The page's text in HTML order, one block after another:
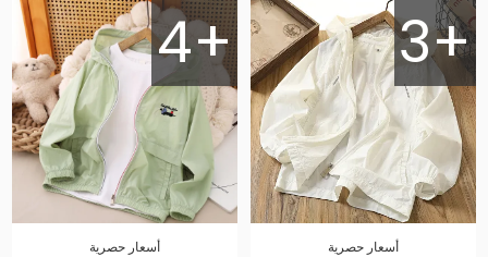
3+
أسعار حصرية
4+
أسعار حصرية